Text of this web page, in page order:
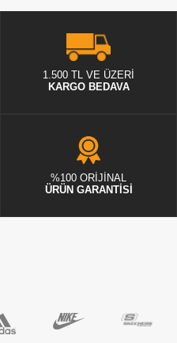
1.500 TL VE ÜZERİ
KARGO BEDAVA
%100 ORİJİNAL
ÜRÜN GARANTİSİ